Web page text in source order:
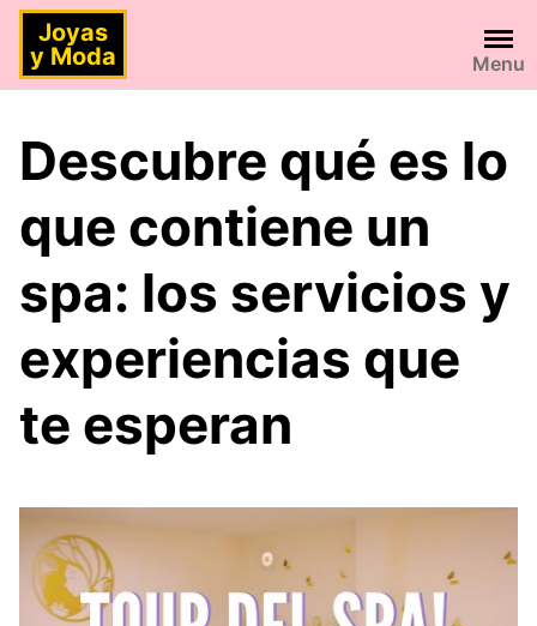
Saltar
contenido
Joyas
y Moda
Menu
Descubre qué es lo
que contiene un
spa: los servicios y
experiencias que
te esperan